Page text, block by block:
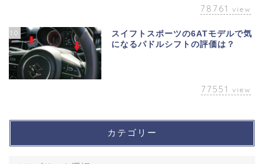
78761 view
10
スイフトスポーツの6ATモデルで気
になるパドルシフトの評価は？
77551 view
カテゴリー